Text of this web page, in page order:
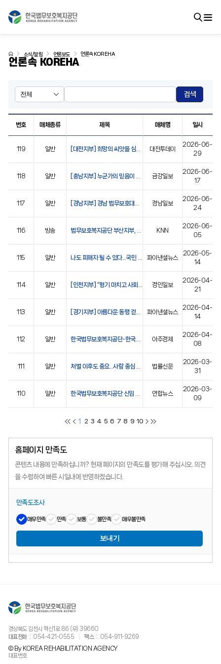
언론속 KOREHA
소식/알림 언론보도 언론속 KOREHA
검색
번호 매체종류 제목 매체명 일시
119 일반 [대전지부] 희망의 씨앗을 심는 사람들 대전투데이
2026-06-
29
118 일반 금강일보
2026-06-
17
117 일반 경남일보
2026-06-
24
116 방송 KNN
2026-06-
05
115 일반 파이낸셜뉴스
2026-05-
14
114 일반 경인일보
2026-04-
21
113 일반 파이낸셜뉴스
2026-04-
14
112 일반 한국법무보호복지공단-한국기술교육대학교, 업무협약(MOU) 체결 아주경제
2026-04-
08
111 일반 법률신문
2026-03-
31
110 일반 연합뉴스
2026-03-
09
1 2 3 4 5 6 7 8 9 10
홈페이지 만족도
콘텐츠 내용에 만족하십니까? 현재 페이지의 만족도를 평가해 주십시오. 의견
을 수렴하여 빠른 시일내에 반영하겠습니다.
만족도조사
매우만족 만족 보통 불만족 매우불만족
보내기
경상북도 김천시 혁신1로 86 (우) 39660
대표전화
054-421-0555 팩스 054-911-9269
© By KOREA REHABILITATION AGENCY
대표번호